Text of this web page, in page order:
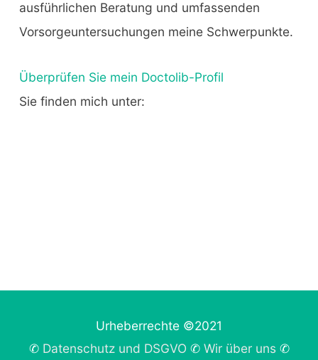
ausführlichen Beratung und umfassenden
Vorsorgeuntersuchungen meine Schwerpunkte.
Überprüfen Sie mein Doctolib-Profil
Sie finden mich unter:
Urheberrechte ©2021
✆ Datenschutz und DSGVO ✆ Wir über uns✆